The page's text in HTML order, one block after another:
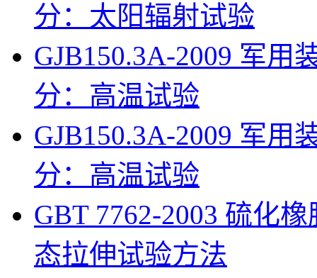
分：太阳辐射试验
GJB150.3A-2009 军用
分：高温试验
GJB150.3A-2009 军用
分：高温试验
GBT 7762-2003 硫化
态拉伸试验方法